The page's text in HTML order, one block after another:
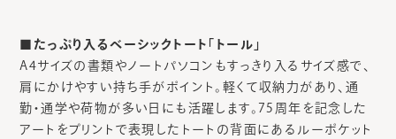
■たっぷり入るベーシックトート「トール」
A4サイズの書類やノートパソコンもすっきり入るサイズ感で、
肩にかけやすい持ち手がポイント。軽くて収納力があり、通
勤・通学や荷物が多い日にも活躍します。75周年を記念した
アートをプリントで表現したトートの背面にあるルーポケット